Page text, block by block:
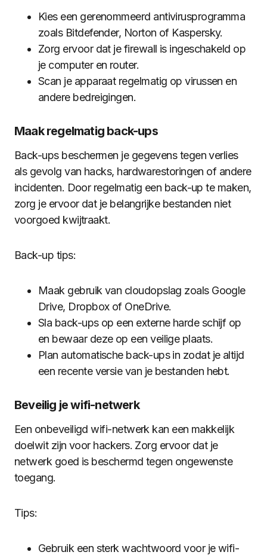
Kies een gerenommeerd antivirusprogramma
zoals Bitdefender, Norton of Kaspersky.
Zorg ervoor dat je firewall is ingeschakeld op
je computer en router.
Scan je apparaat regelmatig op virussen en
andere bedreigingen.
Maak regelmatig back-ups
Back-ups beschermen je gegevens tegen verlies
als gevolg van hacks, hardwarestoringen of andere
incidenten. Door regelmatig een back-up te maken,
zorg je ervoor dat je belangrijke bestanden niet
voorgoed kwijtraakt.
Back-up tips:
Maak gebruik van cloudopslag zoals Google
Drive, Dropbox of OneDrive.
Sla back-ups op een externe harde schijf op
en bewaar deze op een veilige plaats.
Plan automatische back-ups in zodat je altijd
een recente versie van je bestanden hebt.
Beveilig je wifi-netwerk
Een onbeveiligd wifi-netwerk kan een makkelijk
doelwit zijn voor hackers. Zorg ervoor dat je
netwerk goed is beschermd tegen ongewenste
toegang.
Tips:
Gebruik een sterk wachtwoord voor je wifi-